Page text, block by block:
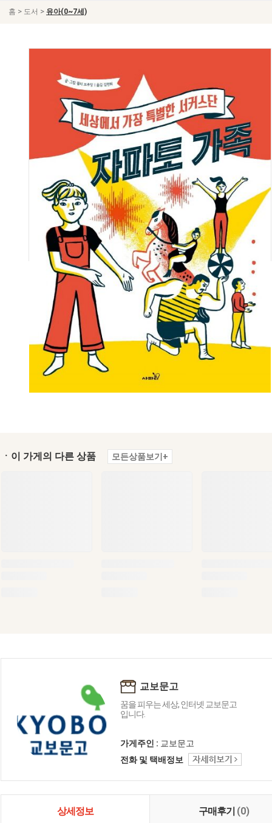
홈 > 도서 > 유아(0~7세)
ㆍ이 가게의 다른 상품 모든상품보기+
교보문고
꿈을 피우는 세상, 인터넷 교보문고
입니다.
가게주인 : 교보문고
전화 및 택배정보
상세정보 구매후기 (0)